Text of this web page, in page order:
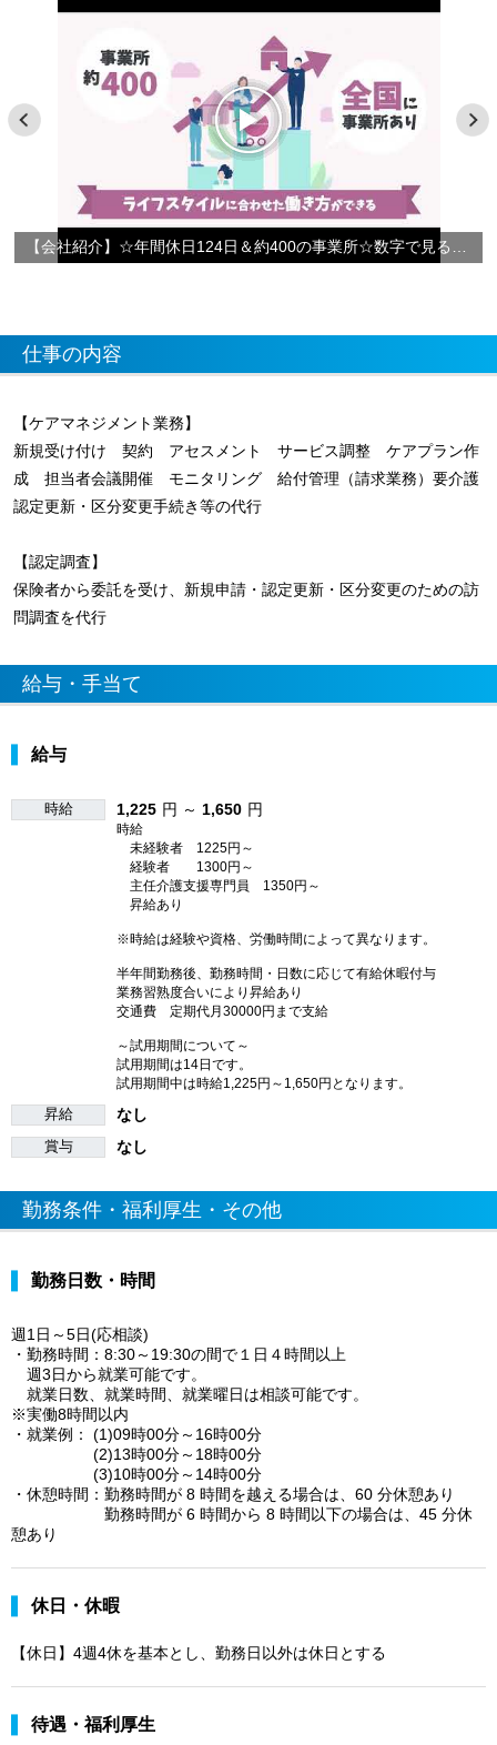
【会社紹介】☆年間休日124日＆約400の事業所☆数字で見るやさしい手
仕事の内容
【ケアマネジメント業務】
新規受け付け 契約 アセスメント サービス調整 ケアプラン作
成 担当者会議開催 モニタリング 給付管理（請求業務）要介護
認定更新・区分変更手続き等の代行
【認定調査】
保険者から委託を受け、新規申請・認定更新・区分変更のための訪
問調査を代行
給与・手当て
給与
時給 1,225 円 ～ 1,650 円
時給
未経験者 1225円～
経験者 1300円～
主任介護支援専門員 1350円～
昇給あり
※時給は経験や資格、労働時間によって異なります。
半年間勤務後、勤務時間・日数に応じて有給休暇付与
業務習熟度合いにより昇給あり
交通費 定期代月30000円まで支給
～試用期間について～
試用期間は14日です。
試用期間中は時給1,225円～1,650円となります。
昇給 なし
賞与 なし
勤務条件・福利厚生・その他
勤務日数・時間
週1日～5日(応相談)
・勤務時間：8:30～19:30の間で１日４時間以上
週3日から就業可能です。
就業日数、就業時間、就業曜日は相談可能です。
※実働8時間以内
・就業例： (1)09時00分～16時00分
(2)13時00分～18時00分
(3)10時00分～14時00分
・休憩時間：勤務時間が 8 時間を越える場合は、60 分休憩あり
勤務時間が 6 時間から 8 時間以下の場合は、45 分休
憩あり
休日・休暇
【休日】4週4休を基本とし、勤務日以外は休日とする
待遇・福利厚生